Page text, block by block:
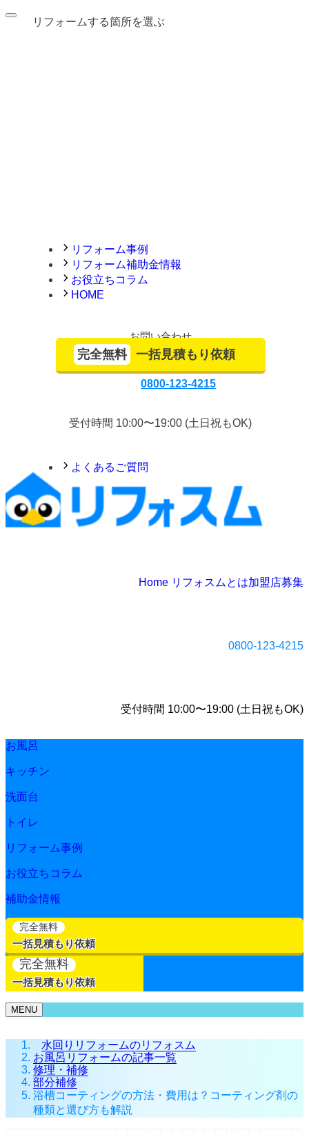
リフォームする箇所を選ぶ
リフォーム事例
リフォーム補助金情報
お役立ちコラム
HOME
お問い合わせ
完全無料 一括見積もり依頼
0800-123-4215
受付時間 10:00〜19:00 (土日祝もOK)
よくあるご質問
Home リフォスムとは加盟店募集
0800-123-4215
受付時間 10:00〜19:00 (土日祝もOK)
お風呂
キッチン
洗面台
トイレ
リフォーム事例
お役立ちコラム
補助金情報
完全無料
一括見積もり依頼
完全無料
一括見積もり依頼
MENU
水回りリフォームのリフォスム
お風呂リフォームの記事一覧
修理・補修
部分補修
浴槽コーティングの方法・費用は？コーティング剤の
種類と選び方も解説